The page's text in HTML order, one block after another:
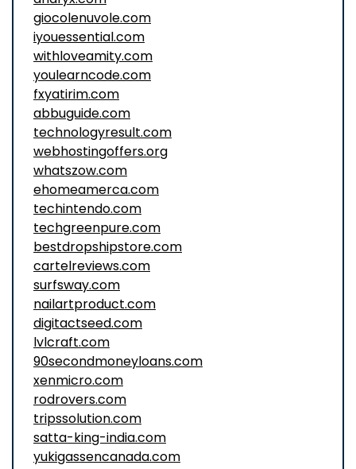
giocolenuvole.com
iyouessential.com
withloveamity.com
youlearncode.com
fxyatirim.com
abbuguide.com
technologyresult.com
webhostingoffers.org
whatszow.com
ehomeamerca.com
techintendo.com
techgreenpure.com
bestdropshipstore.com
cartelreviews.com
surfsway.com
nailartproduct.com
digitactseed.com
lvlcraft.com
90secondmoneyloans.com
xenmicro.com
rodrovers.com
tripssolution.com
satta-king-india.com
yukigassencanada.com